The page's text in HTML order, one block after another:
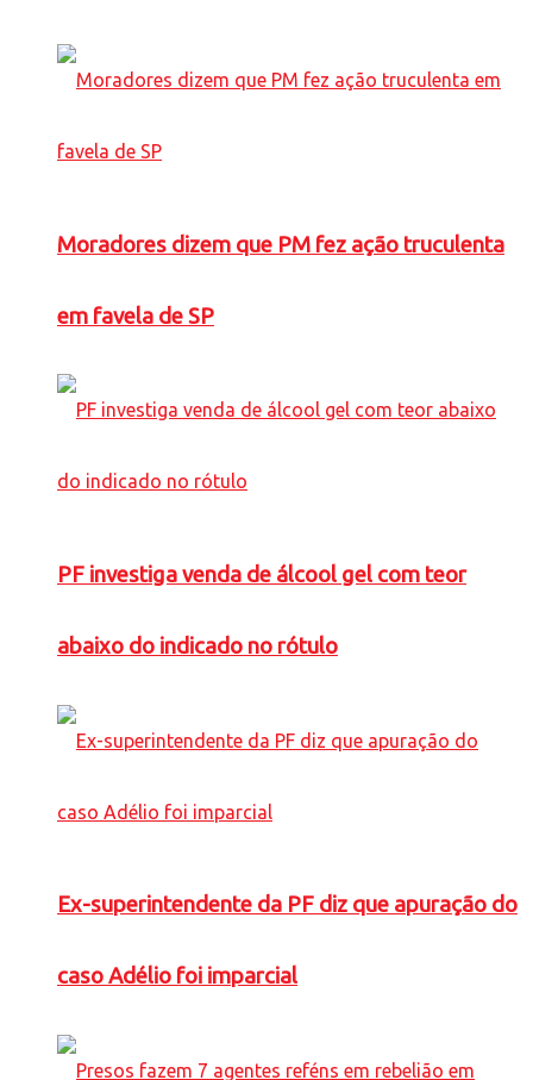
Moradores dizem que PM fez ação truculenta
em favela de SP
PF investiga venda de álcool gel com teor
abaixo do indicado no rótulo
Ex-superintendente da PF diz que apuração do
caso Adélio foi imparcial